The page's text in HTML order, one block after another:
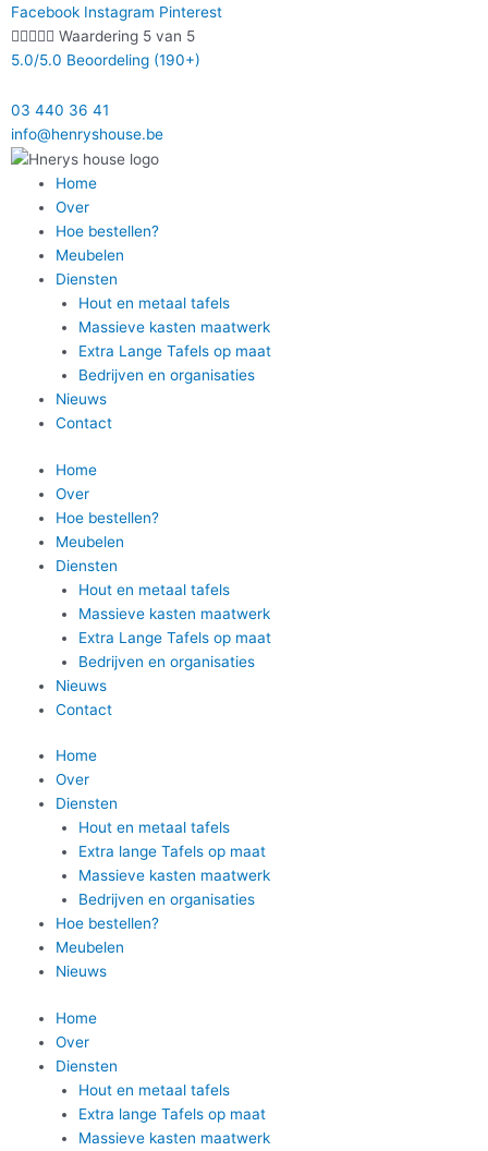
Ga
naar
de
Facebook Instagram Pinterest
 Waardering 5 van 5
5.0/5.0 Beoordeling (190+)
03 440 36 41
info@henryshouse.be
Home
Over
Hoe bestellen?
Meubelen
Diensten
Hout en metaal tafels
Massieve kasten maatwerk
Extra Lange Tafels op maat
Bedrijven en organisaties
Nieuws
Contact
Home
Over
Hoe bestellen?
Meubelen
Diensten
Hout en metaal tafels
Massieve kasten maatwerk
Extra Lange Tafels op maat
Bedrijven en organisaties
Nieuws
Contact
Home
Over
Diensten
Hout en metaal tafels
Extra lange Tafels op maat
Massieve kasten maatwerk
Bedrijven en organisaties
Hoe bestellen?
Meubelen
Nieuws
Home
Over
Diensten
Hout en metaal tafels
Extra lange Tafels op maat
Massieve kasten maatwerk